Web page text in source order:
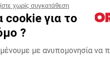
χωρίς συγκατάθεση
cookie για το
?
με ανυπομονησία να